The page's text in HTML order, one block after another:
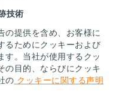
技術
の提供を含め、お客様に
るためにクッキーおよび
す。当社が使用するクッ
の目的、ならびにクッキ
の クッキーに関する声明